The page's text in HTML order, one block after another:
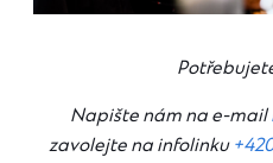
Napište nám na e-mail
zavolejte na infolinku